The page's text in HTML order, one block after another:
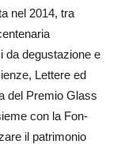
nel 2014, tra
da degustazione e
Lettere ed
del Premio Glass
con la Fon­
il patrimonio